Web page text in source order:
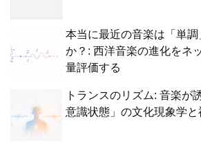
本当に最近の音楽は「単
か？: 西洋音楽の進化をネ
量評価する
トランスのリズム: 音楽が
意識状態」の文化現象学と